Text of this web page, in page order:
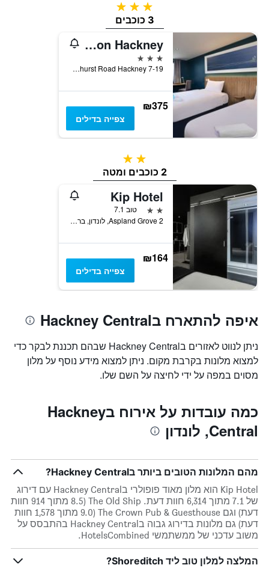
3 כוכבים
3 כוכבים
Travelodge London Hackney
3 כוכבים
7-19 Amhurst Road Hackney, לונדון, בריטניה
₪375
צפייה בדילים
2 כוכבים
2 כוכבים ומטה
Kip Hotel
2 כוכבים
טוב 7.1
2 Aspland Grove, לונדון, בריטניה
₪164
צפייה בדילים
איפה להתארח בHackney Central
ניתן לנווט לאזורים בHackney Central שבהם תכננת לבקר כדי
למצוא מלונות בקרבת מקום. ניתן למצוא מידע נוסף על מלון
מסוים במפה על ידי לחיצה על השם שלו.
כמה עובדות על אירוח בHackney
Central, לונדון
מהם המלונות הטובים ביותר בHackney Central?
Kip Hotel הוא מלון מאוד פופולרי בHackney Central עם דירוג
של 7.1 מתוך 6,314 חוות דעת. The Old Ship (8.5 מתוך 914 חוות
דעת) וגם The Crown Pub & Guesthouse (9.0 מתוך 1,578 חוות
דעת) גם מלונות בדירוג גבוה בHackney Central בהתבסס על
משוב עדכני של ממשתמשי HotelsCombined.
המלצה למלון טוב ליד Shoreditch?